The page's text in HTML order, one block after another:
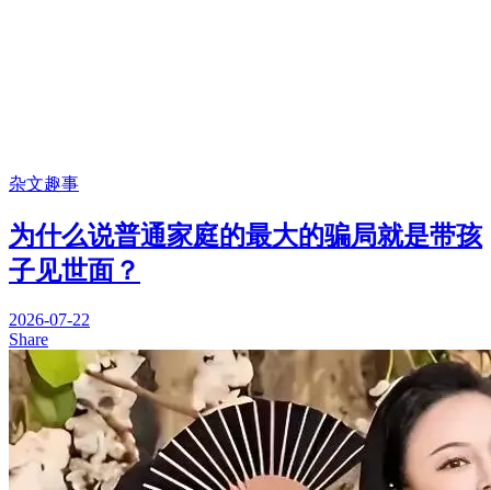
杂文趣事
为什么说普通家庭的最大的骗局就是带孩
子见世面？
2026-07-22
Share